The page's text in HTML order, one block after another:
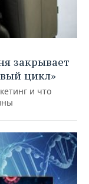
закрывает
цикл»
и что